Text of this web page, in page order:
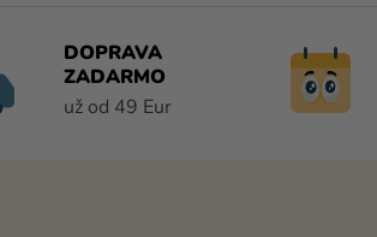
DOPRAVA
ZADARMO
už od 49 Eur